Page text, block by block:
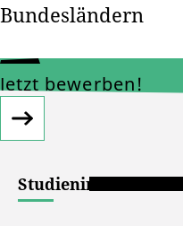
Bundesländern
Jetzt bewerben!
Studieninteressierte